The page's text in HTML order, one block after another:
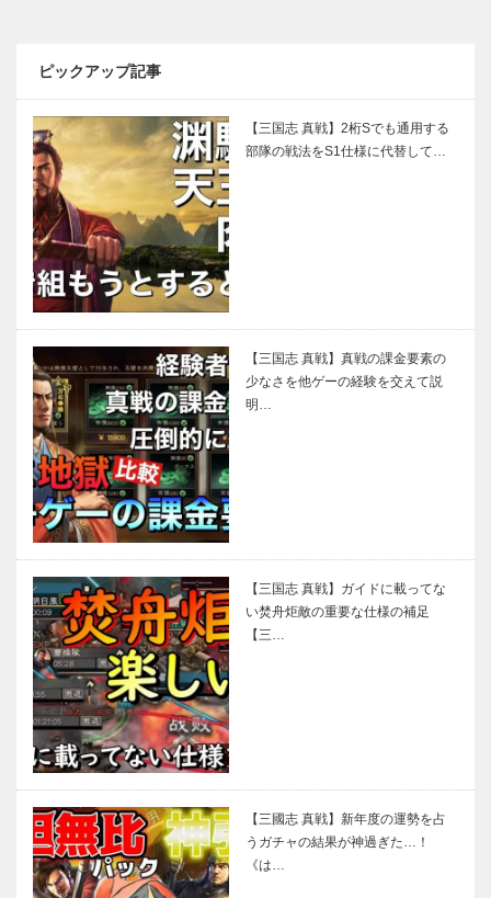
ピックアップ記事
【三国志 真戦】2桁Sでも通用する
部隊の戦法をS1仕様に代替して…
【三国志 真戦】真戦の課金要素の
少なさを他ゲーの経験を交えて説
明…
【三国志 真戦】ガイドに載ってな
い焚舟炬敵の重要な仕様の補足
【三…
【三國志 真戦】新年度の運勢を占
うガチャの結果が神過ぎた…！
《は…